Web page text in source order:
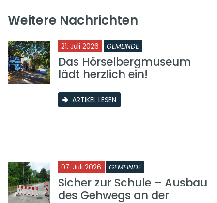
Weitere Nachrichten
21. Juli 2026 GEMEINDE
Das Hörselbergmuseum
lädt herzlich ein!
ARTIKEL LESEN
07. Juli 2026 GEMEINDE
Sicher zur Schule – Ausbau
des Gehwegs an der